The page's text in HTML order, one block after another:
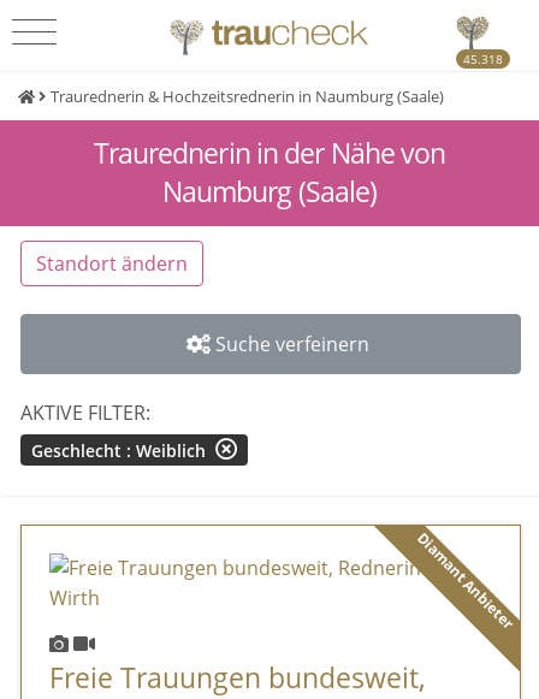
45.318
Traurednerin & Hochzeitsrednerin in Naumburg (Saale)
Traurednerin in der Nähe von
Naumburg (Saale)
Standort ändern
Suche verfeinern
AKTIVE FILTER:
Geschlecht : Weiblich
Diamant Anbieter
Freie Trauungen bundesweit,